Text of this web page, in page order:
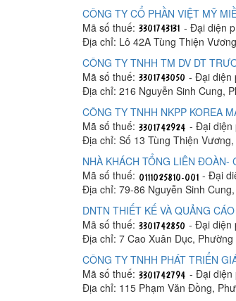
CÔNG TY CỔ PHẦN VIỆT MỸ
Mã số thuế:
- Đại diện
Địa chỉ: Lô 42A Tùng Thiện
CÔNG TY TNHH TM DV DT
Mã số thuế:
- Đại diện
Địa chỉ: 216 Nguyễn Sinh Cung,
CÔNG TY TNHH NKPP KOREA
Mã số thuế:
- Đại diện
Địa chỉ: Số 13 Tùng Thiện
NHÀ KHÁCH TỔNG LIÊN ĐOÀN-
Mã số thuế:
- Đại
Địa chỉ: 79-86 Nguyễn Sinh
DNTN THIẾT KẾ VÀ QUẢNG
Mã số thuế:
- Đại diện
Địa chỉ: 7 Cao Xuân Dục,
CÔNG TY TNHH PHÁT TRIỂN
Mã số thuế:
- Đại diện
Địa chỉ: 115 Phạm Văn Đồng,